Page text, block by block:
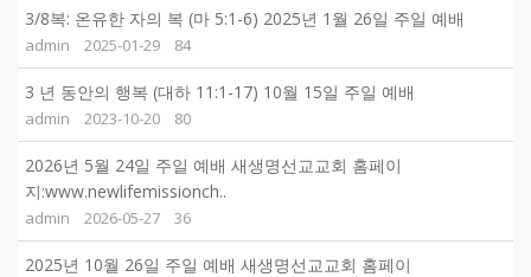
3/8복: 온유한 자의 복 (마 5:1-6) 2025년 1월 26일 주일 예배
admin 2025-01-29 84
3 년 동안의 행복 (대하 11:1-17) 10월 15일 주일 예배
admin 2023-10-20 80
2026년 5월 24일 주일 예배 새생명선교교회 홈페이
지:www.newlifemissionch..
admin 2026-05-27 36
2025년 10월 26일 주일 예배 새생명선교교회 홈페이